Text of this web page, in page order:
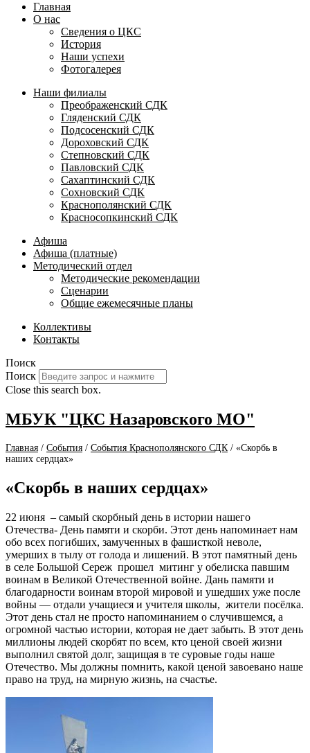
Главная
О нас
Сведения о ЦКС
История
Наши успехи
Фотогалерея
Наши филиалы
Преображенский СДК
Гляденский СДК
Подсосенский СДК
Дороховский СДК
Степновский СДК
Павловский СДК
Сахаптинский СДК
Сохновский СДК
Краснополянский СДК
Красносопкинский СДК
Афиша
Афиша (платные)
Методический отдел
Методические рекомендации
Сценарии
Общие ежемесячные планы
Коллективы
Контакты
Поиск
Поиск
Close this search box.
МБУК "ЦКС Назаровского МО"
Главная / События / События Краснополянского СДК / «Скорбь в
наших сердцах»
«Скорбь в наших сердцах»
22 июня – самый скорбный день в истории нашего
Отечества- День памяти и скорби. Этот день напоминает нам
обо всех погибших, замученных в фашисткой неволе,
умерших в тылу от голода и лишений. В этот памятный день
в селе Большой Сереж прошел митинг у обелиска павшим
воинам в Великой Отечественной войне. Дань памяти и
благодарности воинам второй мировой и ушедших уже после
войны — отдали учащиеся и учителя школы, жители посёлка.
Этот день стал не просто напоминанием о случившемся, а
огромной частью истории, которая не дает забыть. В этот день
миллионы людей скорбят по всем, кто ценой своей жизни
выполнил святой долг, защищая в те суровые годы наше
Отечество. Мы должны помнить, какой ценой завоевано наше
право на труд, на мирную жизнь, на счастье.